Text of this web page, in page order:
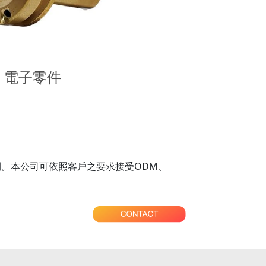
電子零件
本公司可依照客戶之要求接受ODM、